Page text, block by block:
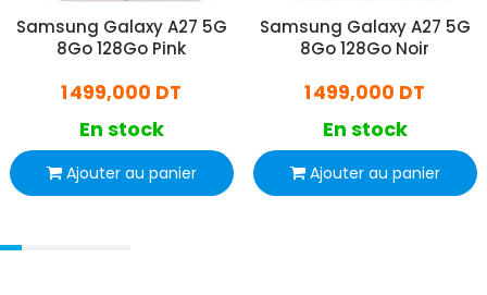
Samsung Galaxy A27 5G
8Go 128Go Pink
1 499,000 DT
En stock
Ajouter au panier
Samsung Galaxy A27 5G
8Go 128Go Noir
1 499,000 DT
En stock
Ajouter au panier